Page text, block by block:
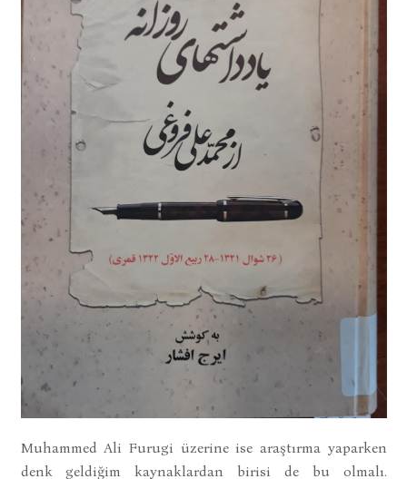
Muhammed Ali Furugi üzerine ise araştırma yaparken
denk geldiğim kaynaklardan birisi de bu olmalı.